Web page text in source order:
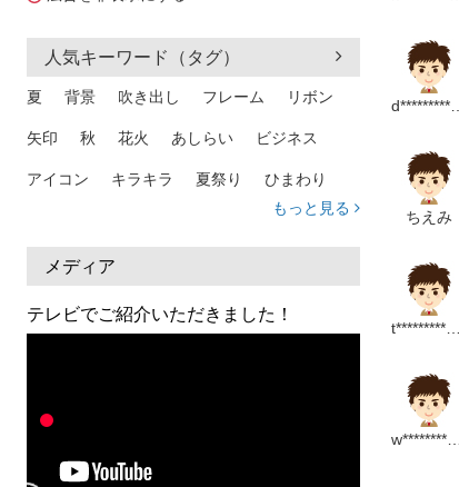
人気キーワード（タグ）
夏 背景 吹き出し フレーム リボン
矢印 秋 花火 あしらい ビジネス
アイコン キラキラ 夏祭り ひまわり
熱中症
人物 暑中見舞い
日本地図 海
集中線
スケジュール
もっと見る
メディア
テレビでご紹介いただきました！
・とんで
・夏のシ
【秋】
・【遠足
・秋のシ
【冬】
・コンコ
・クリス
・【お正
・【節分
・冬のシ
ちえみ